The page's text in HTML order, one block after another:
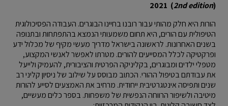
(
2nd edition
) 2021
הורות היא חלק מהותי עבור רובנו בחיינו הבוגרים. העבודה הפסיכולוגית
הטיפולית עם הורים, היא תחום משמעותי הנמצא בהתפתחות ובתנופה
בשנים האחרונות. לראשונה בישראל מדריך מעשי מקיף של מכלול ידע
ופרקטיקה לכלל המסייעים להורים. מטרתו לאפשר לאנשי המקצוע,
מטפלי ילדים ומבוגרים, בקליניקה הפרטית והציבורית, להעמיק ולייעל
את עבודתם בטיפול ההורי. הכתוב מבוסס על שילוב של ניסיון קליני רב
שנים ותפיסה אינטגרטיבית ייחודית. מרחיב את האמצעים לסייע להורות
מיטיבה ולשיפור הרווחה הנפשית של משפחות. בספר כלים מעשיים,